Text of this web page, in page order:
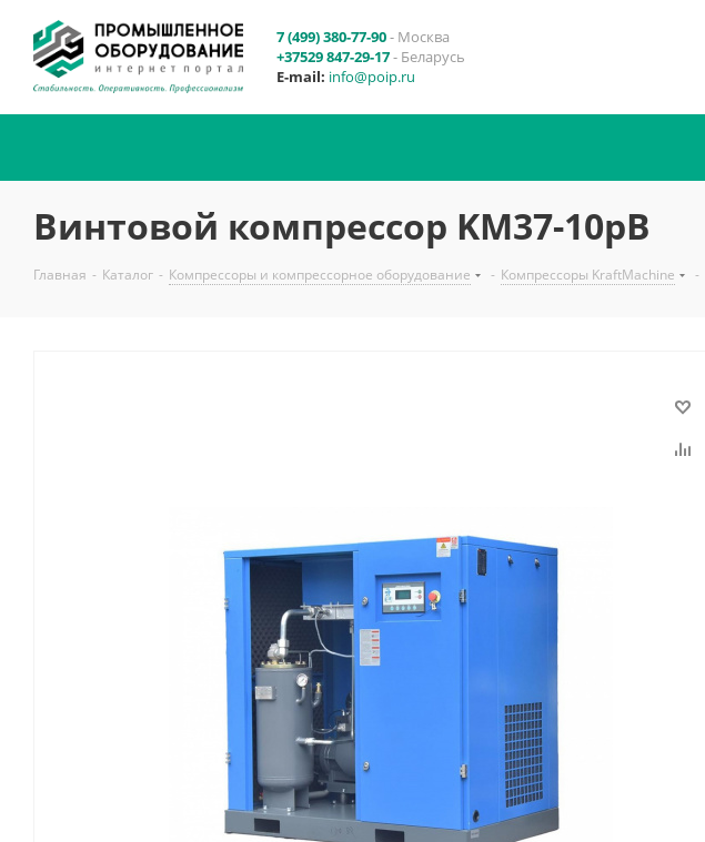
7 (499) 380-77-90- Москва
+37529 847-29-17- Беларусь
E-mail: info@poip.ru
Винтовой компрессор KM37-10рВ
Главная - Каталог - Компрессоры и компрессорное оборудование - Компрессоры KraftMachine -